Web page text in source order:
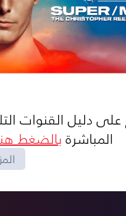
دليل القنوات
المباشرةبالضغط